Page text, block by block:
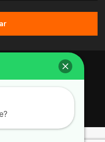
All Rights Reserved.